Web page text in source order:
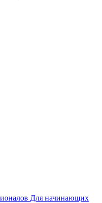
Для начинающих